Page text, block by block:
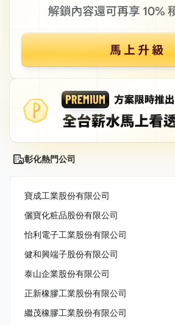
彰化熱門公司
寶成工業股份有限公司
儷寶化粧品股份有限公司
怡利電子工業股份有限公司
健和興端子股份有限公司
泰山企業股份有限公司
正新橡膠工業股份有限公司
繼茂橡膠工業股份有限公司